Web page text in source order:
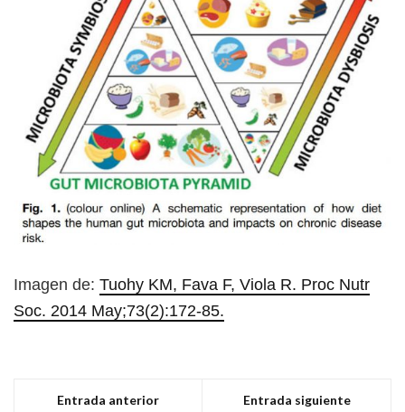
Imagen de: Tuohy KM, Fava F, Viola R. Proc Nutr
Soc. 2014 May;73(2):172-85.
Entrada anterior Entrada siguiente